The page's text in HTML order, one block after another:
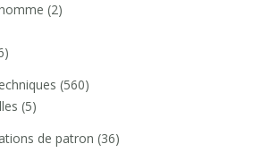
(2)
(560)
(5)
de patron (36)